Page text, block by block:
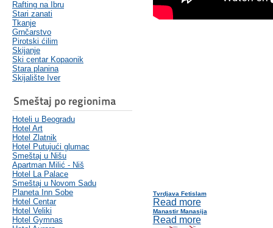
Rafting na Ibru
Stari zanati
Tkanje
Grnčarstvo
Pirotski ćilim
Skijanje
Ski centar Kopaonik
Stara planina
Skijalište Iver
Smeštaj po regionima
Hoteli u Beogradu
Hotel Art
Hotel Zlatnik
Hotel Putujući glumac
Smeštaj u Nišu
Apartman Milić - Niš
Hotel La Palace
Smeštaj u Novom Sadu
Planeta Inn Sobe
Hotel Centar
Hotel Veliki
Hotel Gymnas
Tvrdjava Fetislam
Read more
Manastir Manasija
Read more